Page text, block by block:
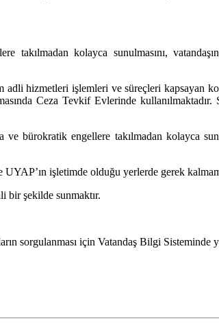
kolayca sunulmasını,
hizmetleri işlemleri ve süreçleri kapsayan
Ceza Tevkif Evlerinde
engellere takılmadan kolayca
işletimde olduğu yerlerde gerek
bir şekilde sunmaktır.
sorgulanması için Vatandaş Bilgi Sisteminde